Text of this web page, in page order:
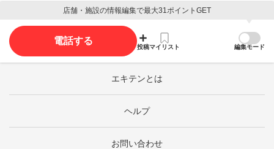
店舗・施設の情報編集で最大31ポイントGET
電話する
投稿マイリスト 編集モード
エキテンとは
ヘルプ
お問い合わせ